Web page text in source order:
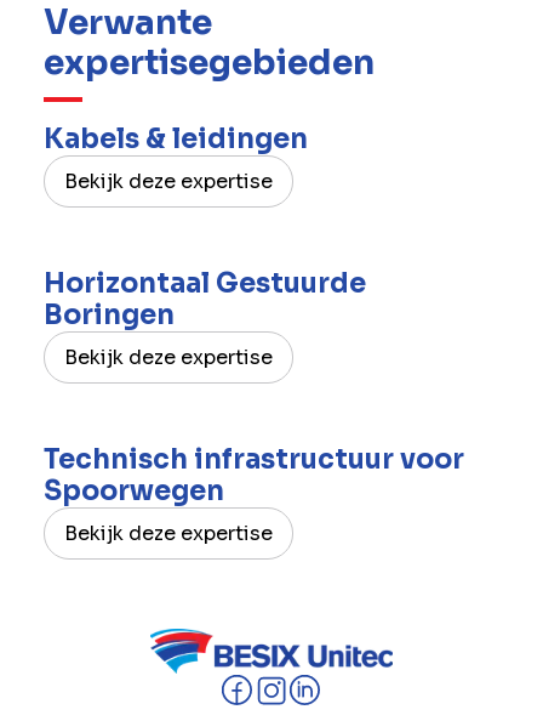
Verwante
expertisegebieden
Kabels & leidingen
Bekijk deze expertise
Horizontaal Gestuurde
Boringen
Bekijk deze expertise
Technisch infrastructuur voor
Spoorwegen
Bekijk deze expertise